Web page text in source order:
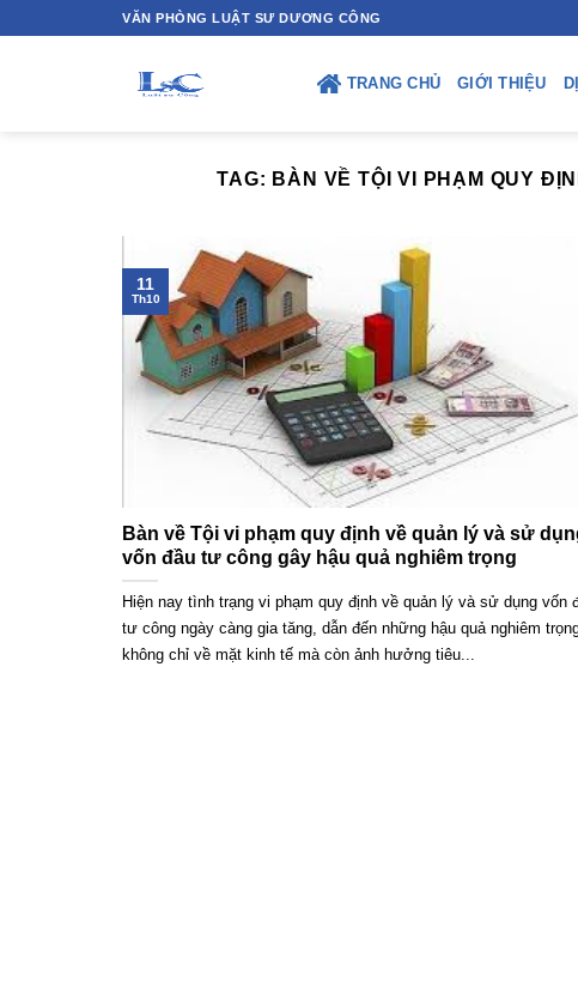
to
VĂN PHÒNG LUẬT SƯ DƯƠNG CÔNG
TRANG CHỦ GIỚI THIỆU
TAG: BÀN VỀ TỘI VI PHẠM QUY
Bàn về Tội vi phạm quy định về quản lý và sử
vốn đầu tư công gây hậu quả nghiêm trọng
Hiện nay tình trạng vi phạm quy định về quản lý và sử dụng vốn
tư công ngày càng gia tăng, dẫn đến những hậu quả nghiêm
không chỉ về mặt kinh tế mà còn ảnh hưởng tiêu...
11
Th10